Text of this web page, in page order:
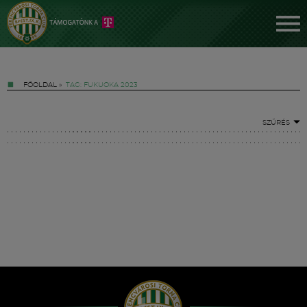
FŐOLDAL » TAG: FUKUOKA 2023
SZŰRÉS
Hírek